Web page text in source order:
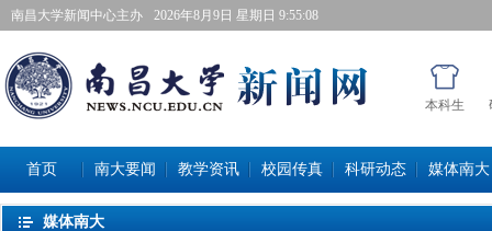
南昌大学新闻中心主办 2026年8月9日星期日 9:55:09
本科生
首页 南大要闻 教学资讯 校园传真 科研动态 媒体南大
媒体南大